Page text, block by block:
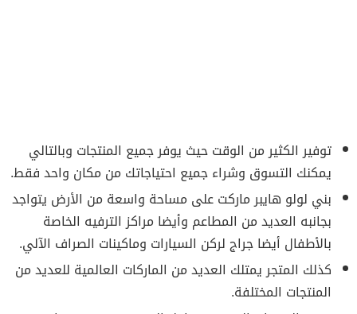
توفير الكثير من الوقت حيث يوفر جميع المنتجات وبالتالي
يمكنك التسوق وشراء جميع احتياجاتك من مكان واحد فقط.
بني لولو هايبر ماركت على مساحة واسعة من الأرض يتواجد
بجانبه العديد من المطاعم وأيضا مراكز الترفيه الخاصة
بالأطفال أيضا جراج لركن السيارات وماكينات الصراف الآلي.
كذلك المتجر يمتلك العديد من الماركات العالمية للعديد من
المنتجات المختلفة.